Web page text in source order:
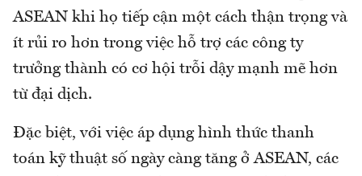
ASEAN khi họ tiếp cận một cách thận trọng và
ít rủi ro hơn trong việc hỗ trợ các công ty
trưởng thành có cơ hội trỗi dậy mạnh mẽ hơn
từ đại dịch.
Đặc biệt, với việc áp dụng hình thức thanh
toán kỹ thuật số ngày càng tăng ở ASEAN, các